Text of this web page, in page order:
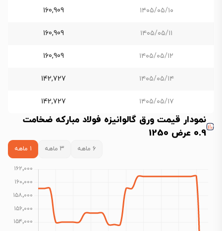
۱۴۰۵/۰۵/۱۰ 160,909
۱۴۰۵/۰۵/۱۱ 160,909
۱۴۰۵/۰۵/۱۲ 160,909
۱۴۰۵/۰۵/۱۴ 142,727
۱۴۰۵/۰۵/۱۷ 142,727
نمودار قیمت ورق گالوانیزه فولاد مبارکه ضخامت
0.9 عرض 1250
۶ ماهه ۳ ماهه ۱ ماهه